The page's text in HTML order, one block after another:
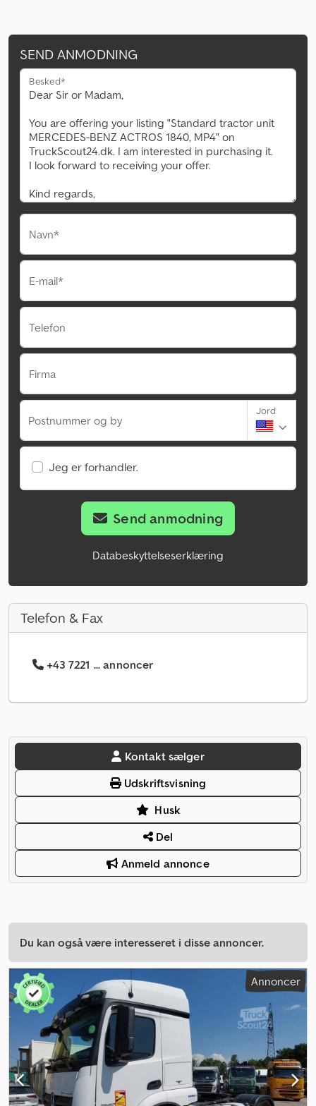
SEND ANMODNING
Besked*
Navn*
E-mail*
Telefon
Firma
Postnummer og by
Jord
Jeg er forhandler.
Send anmodning
Databeskyttelseserklæring
Telefon & Fax
+43 7221 ... annoncer
Kontakt sælger
Udskriftsvisning
Husk
Del
Anmeld annonce
Du kan også være interesseret i disse annoncer.
Annoncer